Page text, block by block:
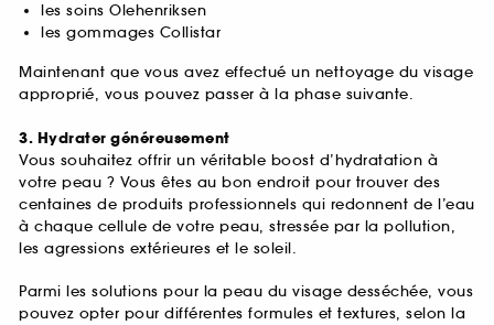
les soins Olehenriksen
les gommages Collistar
Maintenant que vous avez effectué un nettoyage du visage
approprié, vous pouvez passer à la phase suivante.
3. Hydrater généreusement
Vous souhaitez offrir un véritable boost d’hydratation à
votre peau ? Vous êtes au bon endroit pour trouver des
centaines de produits professionnels qui redonnent de l’eau
à chaque cellule de votre peau, stressée par la pollution,
les agressions extérieures et le soleil.
Parmi les solutions pour la peau du visage desséchée, vous
pouvez opter pour différentes formules et textures, selon la